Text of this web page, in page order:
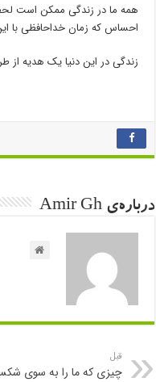
همه ما در زندگی ممکن است
احساس که زمان خداحافظی با
زندگی در این دنیا یک هدیه از
درباره‌ی Amir Gh
قبل
چیزی که ما را به سوی